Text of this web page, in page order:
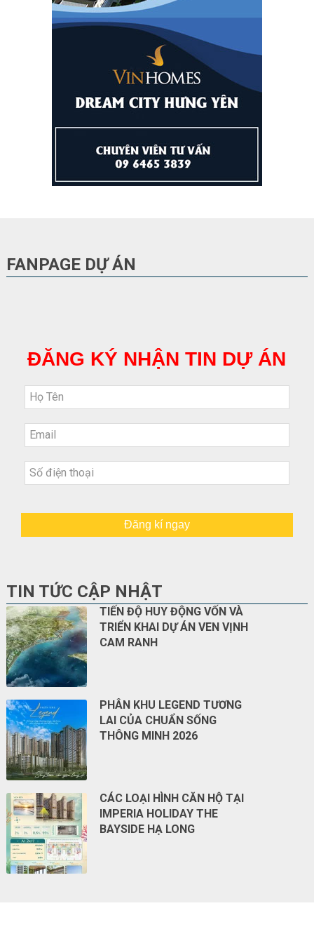
FANPAGE DỰ ÁN
ĐĂNG KÝ NHẬN TIN DỰ ÁN
Đăng kí ngay
TIN TỨC CẬP NHẬT
TIẾN ĐỘ HUY ĐỘNG VỐN VÀ
TRIỂN KHAI DỰ ÁN VEN VỊNH
CAM RANH
PHÂN KHU LEGEND TƯƠNG
LAI CỦA CHUẨN SỐNG
THÔNG MINH 2026
CÁC LOẠI HÌNH CĂN HỘ TẠI
IMPERIA HOLIDAY THE
BAYSIDE HẠ LONG